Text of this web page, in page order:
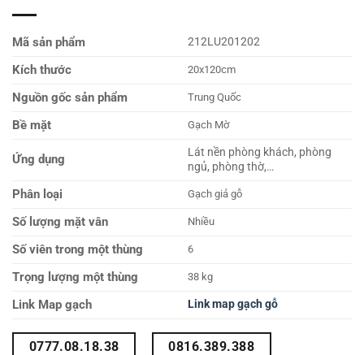
Mã sản phẩm 212LU201202
Kích thước 20x120cm
Nguồn gốc sản phẩm Trung Quốc
Bề mặt Gạch Mờ
Ứng dụng
Lát nền phòng khách, phòng
ngủ, phòng thờ,…
Phân loại Gạch giả gỗ
Số lượng mặt vân Nhiều
Số viên trong một thùng 6
Trọng lượng một thùng 38 kg
Link Map gạch Link map gạch gỗ
0777.08.18.38 0816.389.388